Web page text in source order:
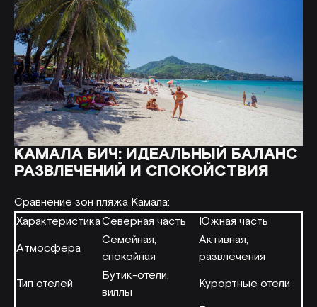
КАМАЛА БИЧ: ИДЕАЛЬНЫЙ БАЛАНС
РАЗВЛЕЧЕНИЙ И СПОКОЙСТВИЯ
Сравнение зон пляжа Камала:
ХарактеристикаСеверная часть
Южная часть
Атмосфера
Семейная,
спокойная
Активная,
развлечения
Тип отелей
Бутик-отели,
виллы
Курортные отели